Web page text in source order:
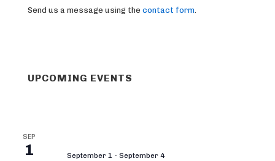
Send us a message using the contact form
UPCOMING EVENTS
SEP
1 September 1 - September 4